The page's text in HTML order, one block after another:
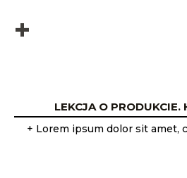
+
LEKCJA O PRODUKCIE.
+ Lorem ipsum dolor sit amet,